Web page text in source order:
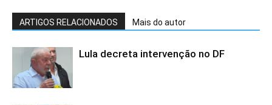
ARTIGOS RELACIONADOS Mais do autor
Lula decreta intervenção no DF